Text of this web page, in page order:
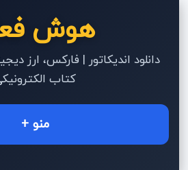
هوش
دانلود اندیکاتور | فارکس، ارز
کتاب
منو +